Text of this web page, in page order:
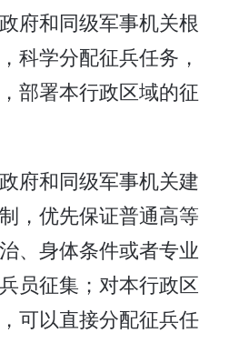
府和同级军事机关根
科学分配征兵任务，
部署本行政区域的征
府和同级军事机关建
，优先保证普通高等
、身体条件或者专业
员征集；对本行政区
可以直接分配征兵任